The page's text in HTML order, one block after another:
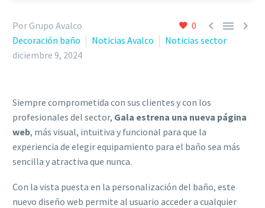
0   
Por Grupo Avalco
Decoración baño
Noticias Avalco
Noticias sector
diciembre 9, 2024
Siempre comprometida con sus clientes y con los
profesionales del sector, Gala estrena una nueva página
web, más visual, intuitiva y funcional para que la
experiencia de elegir equipamiento para el baño sea más
sencilla y atractiva que nunca.
Con la vista puesta en la personalización del baño, este
nuevo diseño web permite al usuario acceder a cualquier